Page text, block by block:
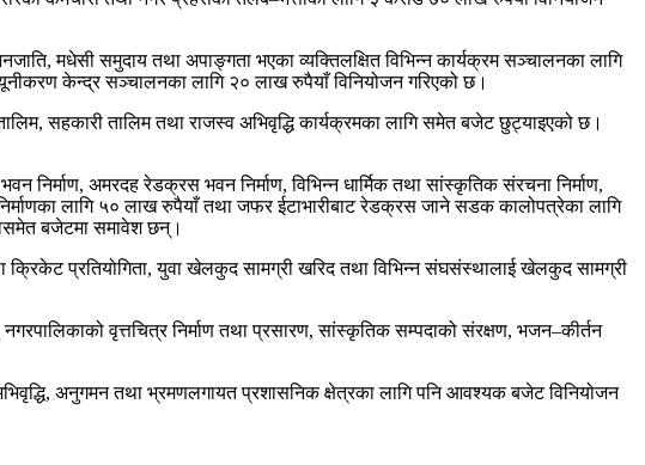
मधेसी समुदाय तथा अपाङ्गता भएका व्यक्तिलक्षित विभिन्न कार्यक्रम सञ्चालनका लागि
केन्द्र सञ्चालनका लागि २० लाख रुपैयाँ विनियोजन गरिएको छ।
सहकारी तालिम तथा राजस्व अभिवृद्धि कार्यक्रमका लागि समेत बजेट छुट्याइएको छ।
निर्माण, अमरदह रेडक्रस भवन निर्माण, विभिन्न धार्मिक तथा सांस्कृतिक संरचना निर्माण,
लागि ५० लाख रुपैयाँ तथा जफर ईटाभारीबाट रेडक्रस जाने सडक कालोपत्रेका लागि
बजेटमा समावेश छन्।
क्रिकेट प्रतियोगिता, युवा खेलकुद सामग्री खरिद तथा विभिन्न संघसंस्थालाई खेलकुद सामग्री
वृत्तचित्र निर्माण तथा प्रसारण, सांस्कृतिक सम्पदाको संरक्षण, भजन–कीर्तन
अनुगमन तथा भ्रमणलगायत प्रशासनिक क्षेत्रका लागि पनि आवश्यक बजेट विनियोजन